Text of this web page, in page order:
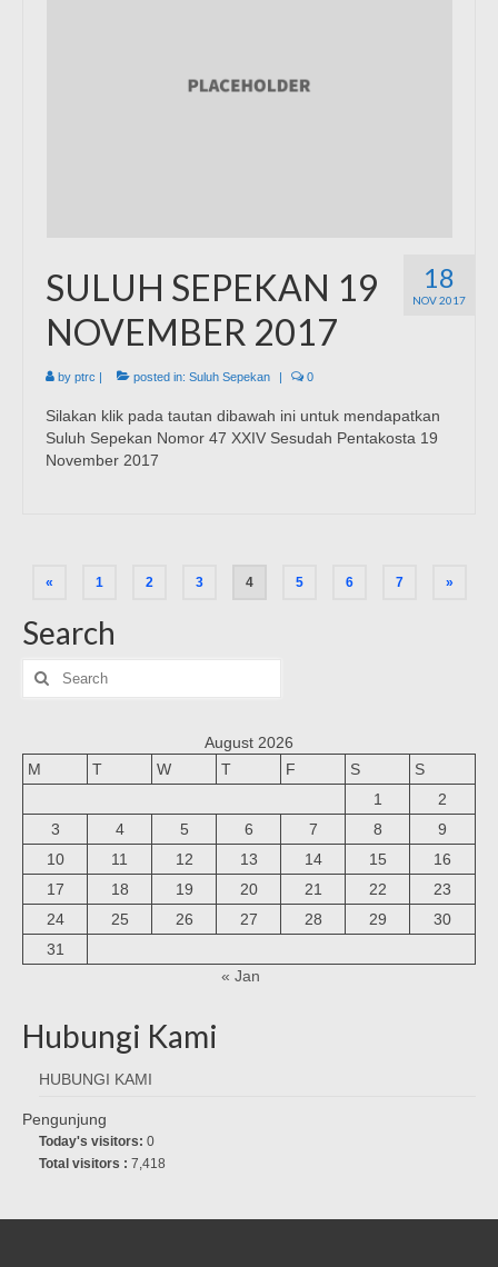
18
NOV 2017
SULUH SEPEKAN 19
NOVEMBER 2017
by ptrc | posted in: Suluh Sepekan | 0
Silakan klik pada tautan dibawah ini untuk mendapatkan
Suluh Sepekan Nomor 47 XXIV Sesudah Pentakosta 19
November 2017
Posts
pagination
« 1 2 3 4 5 6 7 »
Search
Search
for:
August 2026
M
T W T F S
S
1
2
3
4 5 6 7 8
9
10
11 12 13 14 15
16
17
18 19 20 21 22
23
24
25 26 27 28 29
30
31
« Jan
Hubungi Kami
HUBUNGI KAMI
Pengunjung
Today's visitors: 0
Total visitors : 7,418